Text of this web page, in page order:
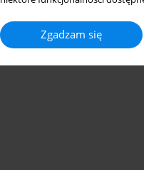
Zgadzam się